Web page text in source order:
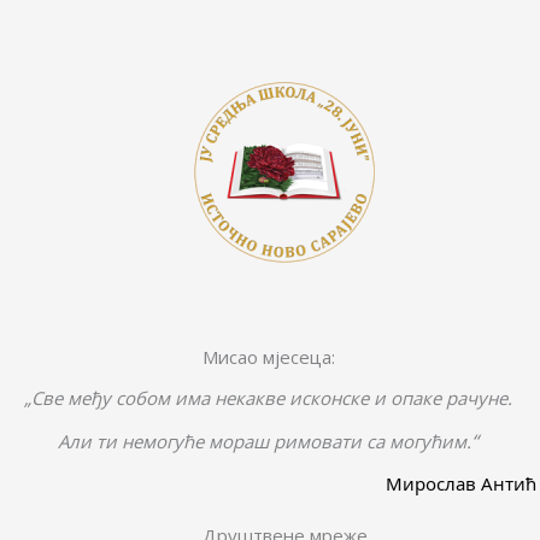
Мисао мјесеца:
„Све међу собом има некакве исконске и опаке рачуне.
Али ти немогуће мораш римовати са могућим.“
Мирослав Антић